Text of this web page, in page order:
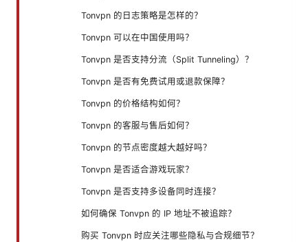
Tonvpn 的日志策略是怎样的？
Tonvpn 可以在中国使用吗？
Tonvpn 是否支持分流（Split Tunneling）？
Tonvpn 是否有免费试用或退款保障？
Tonvpn 的价格结构如何？
Tonvpn 的客服与售后如何？
Tonvpn 的节点密度越大越好吗？
Tonvpn 是否适合游戏玩家？
Tonvpn 是否支持多设备同时连接？
如何确保 Tonvpn 的 IP 地址不被追踪？
购买 Tonvpn 时应关注哪些隐私与合规细节？